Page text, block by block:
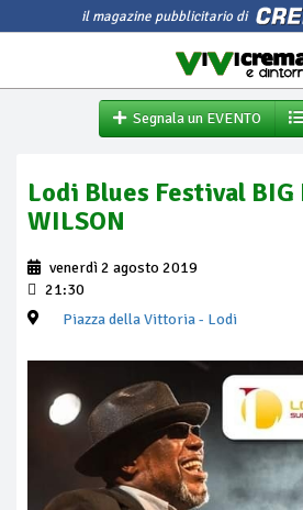
il magazine pubblicitario di
Segnala un EVENTO
Lodi Blues Festival BIG
WILSON
venerdì 2 agosto 2019
21:30
Piazza della Vittoria- Lodi